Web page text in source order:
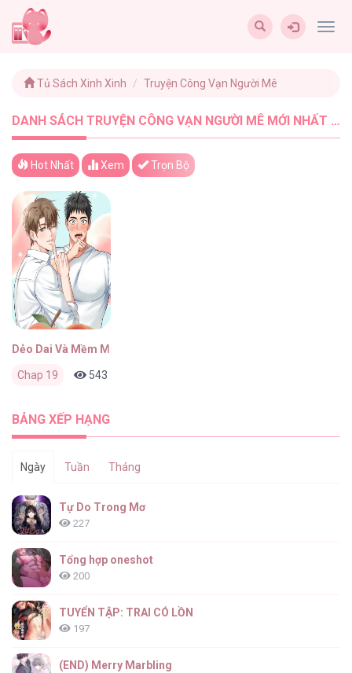
Tủ Sách Xinh Xinh Truyện Công Vạn Người Mê
DANH SÁCH TRUYỆN CÔNG VẠN NGƯỜI MÊ MỚI NHẤT - TUSACHXINHXINH (1)
Hot Nhất Xem Trọn Bộ
Dẻo Dai Và Mềm Mại
Chap 19 543
BẢNG XẾP HẠNG
Ngày Tuần Tháng
Tự Do Trong Mơ
227
Tổng hợp oneshot
200
TUYỂN TẬP: TRAI CÓ LỒN
197
(END) Merry Marbling